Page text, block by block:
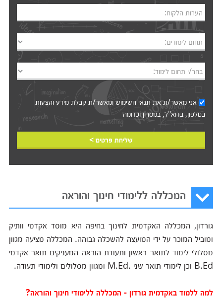
הערות הלקוח:
תחום לימודים:
בחר/י תחום לימוד:
אני מאשר/ת אתתנאי השימושומאשר/ת קבלת מידע והצעות
בטלפון, בדוא"ל, במסרון וכדומה‎‎
שליחת פרטים >
המכללה ללימודי חינוך והוראה
גורדון, המכללה האקדמית לחינוך בחיפה היא מוסד אקדמי וותיק
ומוביל המוכר על ידי המועצה להשכלה גבוהה. המכללה מציעה מגוון
מסלולי לימוד לתואר ראשון ותעודת הוראה המעניקים תואר אקדמי
B.Ed וכן לימודי תואר שני .M.Ed ומגוון מסלולים ולימודי תעודה.
למה ללמוד באקדמית גורדון - המכללה ללימודי חינוך והוראה?